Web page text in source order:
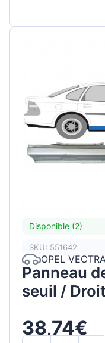
Disponible (2)
SKU: 551642
OPEL
Panneau
seuil /
38,74€